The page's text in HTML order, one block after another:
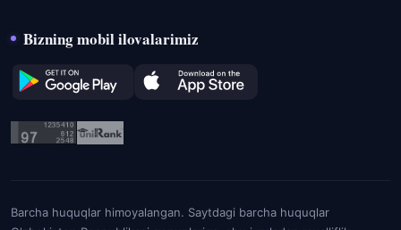
Bizning mobil ilovalarimiz
Barcha huquqlar himoyalangan. Saytdagi barcha huquqlar